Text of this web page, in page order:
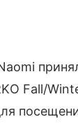
Fall/